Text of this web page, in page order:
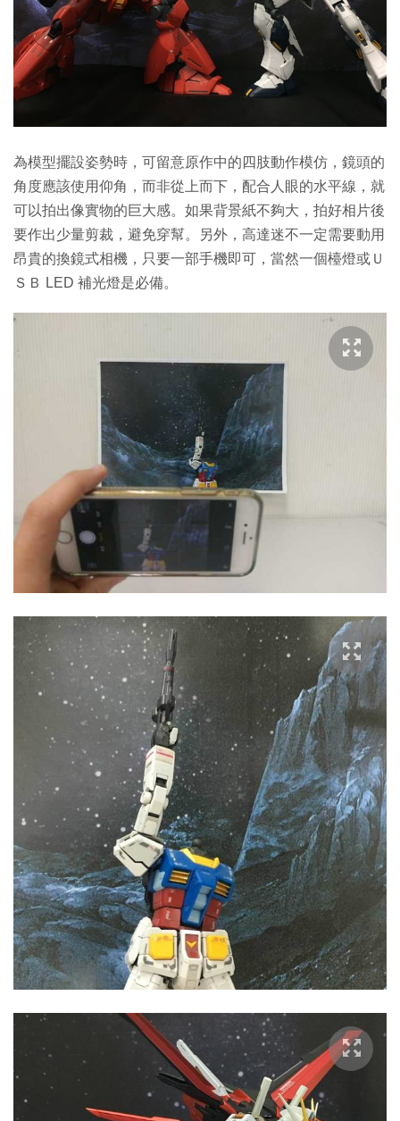
為模型擺設姿勢時，可留意原作中的四肢動作模仿，鏡頭的
角度應該使用仰角，而非從上而下，配合人眼的水平線，就
可以拍出像實物的巨大感。如果背景紙不夠大，拍好相片後
要作出少量剪裁，避免穿幫。另外，高達迷不一定需要動用
昂貴的換鏡式相機，只要一部手機即可，當然一個檯燈或Ｕ
ＳＢ LED 補光燈是必備。